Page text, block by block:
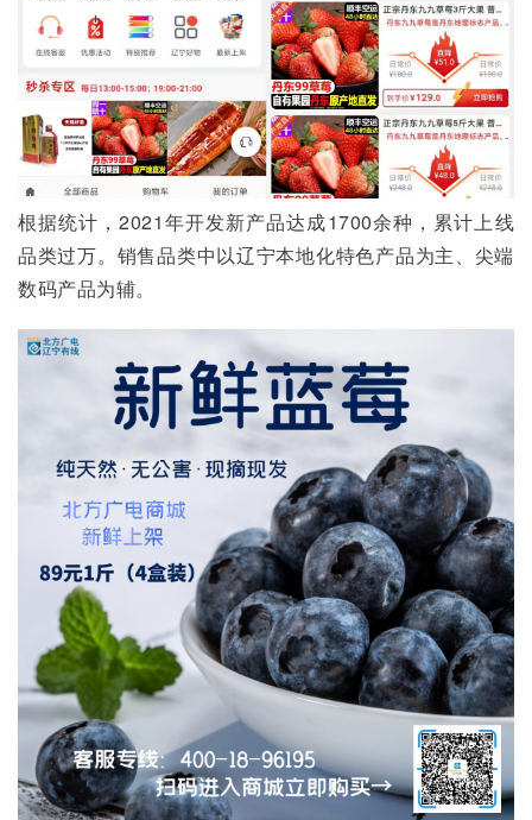
根据统计，2021年开发新产品达成1700余种，累计上线
品类过万。销售品类中以辽宁本地化特色产品为主、尖端
数码产品为辅。